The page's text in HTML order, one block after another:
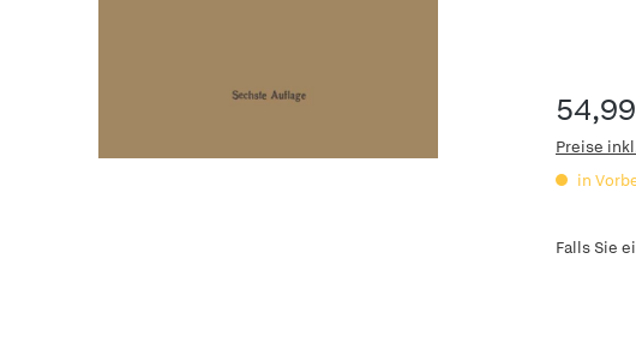
Preise
in
Falls Sie